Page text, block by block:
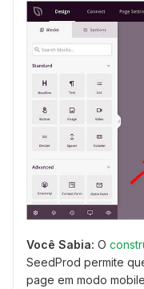
Você Sabia: O
SeedProd permite
page em modo